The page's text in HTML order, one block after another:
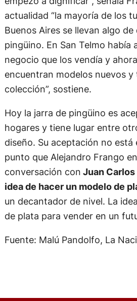
actualidad “la mayoría de los
Buenos Aires se llevan algo
pingüino. En San Telmo había
negocio que los vendía y
encuentran modelos nuevos y
colección”, sostiene.
Hoy la jarra de pingüino es
hogares y tiene lugar entre
diseño. Su aceptación no está
punto que Alejandro Frango
conversación con Juan
idea de hacer un modelo de
un decantador de nivel. La
de plata para vender en un
Fuente: Malú Pandolfo, La